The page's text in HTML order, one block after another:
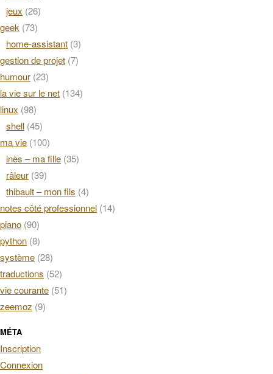
jeux (26)
geek (73)
home-assistant (3)
gestion de projet (7)
humour (23)
la vie sur le net (134)
linux (98)
shell (45)
ma vie (100)
inès – ma fille (35)
râleur (39)
thibault – mon fils (4)
notes côté professionnel (14)
piano (90)
python (8)
système (28)
traductions (52)
vie courante (51)
zeemoz (9)
MÉTA
Inscription
Connexion